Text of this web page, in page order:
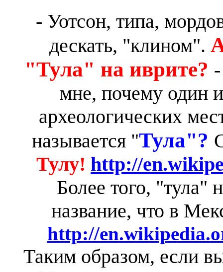
- Уотсон, типа,
дескать, "клином".
"Тула" на иврите?
мне, почему один
археологических
называется "Тула"?
Тулу! http://
Более того, "тула"
название, что в
http://
Таким образом, если